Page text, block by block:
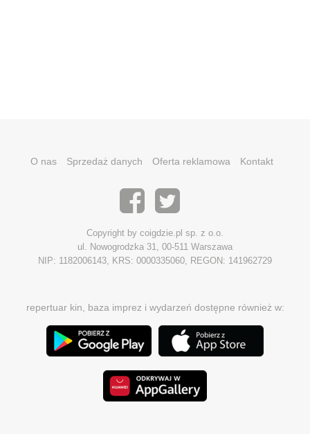
O nas Sprzedaż danych Oferta reklamowa Kontakt
Copyright by coigdzie.pl sp. z o.o.
ul. Nowogrodzka 31, 00-511 Warszawa
NIP: 1182006143, KRS: 0000335060, REGON: 141962729
repertuar kin, baza imprez i wydarzeń dostępne również w: